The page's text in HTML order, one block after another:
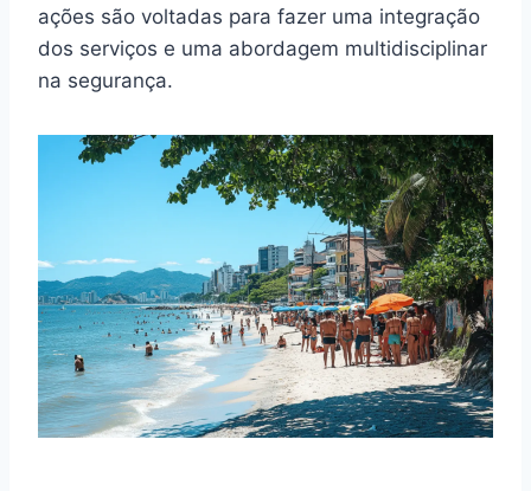
ações são voltadas para fazer uma integração
dos serviços e uma abordagem multidisciplinar
na segurança.